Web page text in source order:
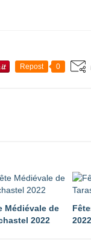
Repost 0
Médiévale de
2022
2022